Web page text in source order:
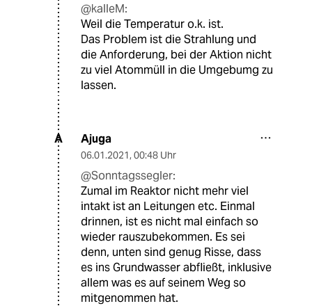
@kalleM:
Weil die Temperatur o.k. ist.
Das Problem ist die Strahlung und
die Anforderung, bei der Aktion nicht
zu viel Atommüll in die Umgebumg zu
lassen.
A Ajuga
06.01.2021, 00:48 Uhr
@Sonntagssegler:
Zumal im Reaktor nicht mehr viel
intakt ist an Leitungen etc. Einmal
drinnen, ist es nicht mal einfach so
wieder rauszubekommen. Es sei
denn, unten sind genug Risse, dass
es ins Grundwasser abfließt, inklusive
allem was es auf seinem Weg so
mitgenommen hat.